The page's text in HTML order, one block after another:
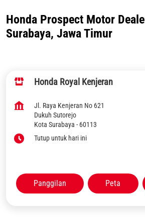
Honda Prospect Motor
Surabaya, Jawa Timur
Honda Royal Kenjeran
Jl. Raya Kenjeran No 621
Dukuh Sutorejo
Kota Surabaya -60113
Tutup untuk hari ini
Panggilan Peta